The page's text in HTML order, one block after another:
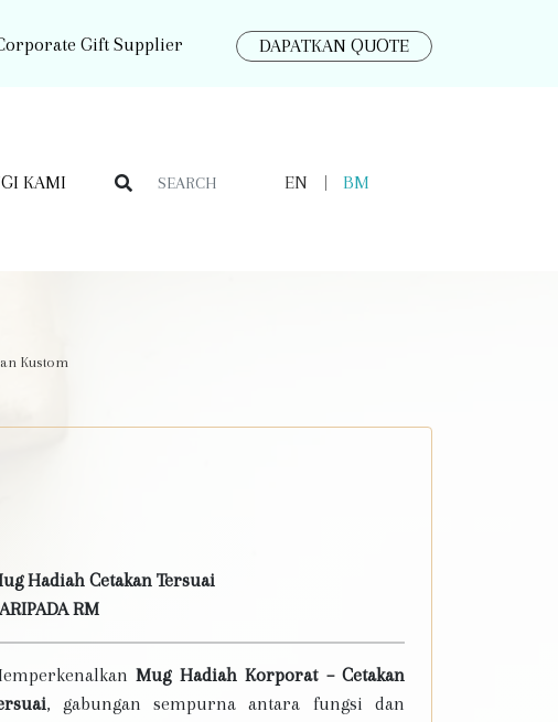
Gift Supplier DAPATKAN QUOTE
KAMI EN BM
Kustom
Hadiah Cetakan Tersuai
RM
Mug Hadiah Korporat – Cetakan
, gabungan sempurna antara fungsi dan